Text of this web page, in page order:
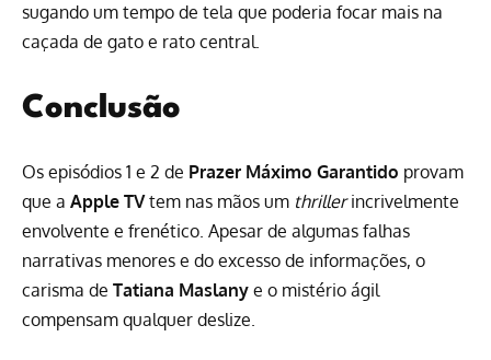
sugando um tempo de tela que poderia focar mais na
caçada de gato e rato central.
Conclusão
Os episódios 1 e 2 de Prazer Máximo Garantido provam
que a Apple TVtem nas mãos um thrillerincrivelmente
envolvente e frenético. Apesar de algumas falhas
narrativas menores e do excesso de informações, o
carisma de Tatiana Maslany e o mistério ágil
compensam qualquer deslize.